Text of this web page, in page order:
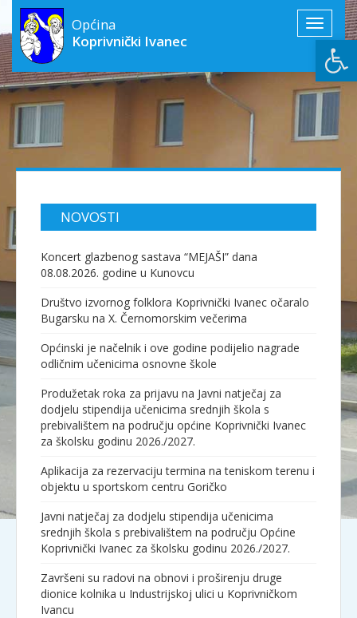
Toggle
Općina
Koprivnički Ivanec
NOVOSTI
Koncert glazbenog sastava “MEJAŠI” dana
08.08.2026. godine u Kunovcu
Društvo izvornog folklora Koprivnički Ivanec očaralo
Bugarsku na X. Černomorskim večerima
Općinski je načelnik i ove godine podijelio nagrade
odličnim učenicima osnovne škole
Produžetak roka za prijavu na Javni natječaj za
dodjelu stipendija učenicima srednjih škola s
prebivalištem na području općine Koprivnički Ivanec
za školsku godinu 2026./2027.
Aplikacija za rezervaciju termina na teniskom terenu i
objektu u sportskom centru Goričko
Javni natječaj za dodjelu stipendija učenicima
srednjih škola s prebivalištem na području Općine
Koprivnički Ivanec za školsku godinu 2026./2027.
Završeni su radovi na obnovi i proširenju druge
dionice kolnika u Industrijskoj ulici u Koprivničkom
Ivancu